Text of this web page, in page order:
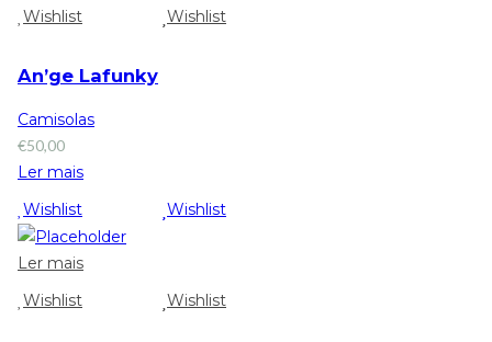
Wishlist
Wishlist
An’ge Lafunky
Camisolas
€50,00
Ler mais
Wishlist
Wishlist
Ler mais
Wishlist
Wishlist